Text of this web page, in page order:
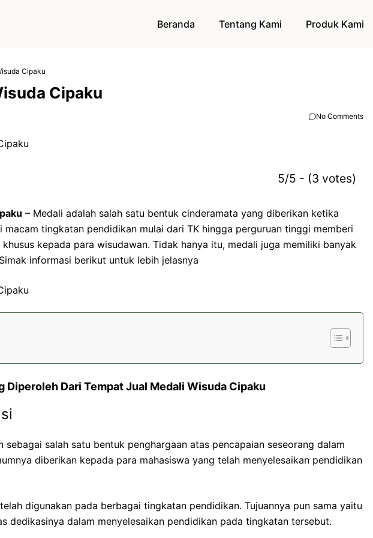
Beranda Tentang Kami Produk Kami
Cipaku
Cipaku
No Comments
5/5 - (3 votes)
– Medali adalah salah satu bentuk cinderamata yang diberikan ketika
macam tingkatan pendidikan mulai dari TK hingga perguruan tinggi memberi
kepada para wisudawan. Tidak hanya itu, medali juga memiliki banyak
informasi berikut untuk lebih jelasnya
Diperoleh Dari Tempat Jual Medali Wisuda Cipaku
sebagai salah satu bentuk penghargaan atas pencapaian seseorang dalam
diberikan kepada para mahasiswa yang telah menyelesaikan pendidikan
digunakan pada berbagai tingkatan pendidikan. Tujuannya pun sama yaitu
dedikasinya dalam menyelesaikan pendidikan pada tingkatan tersebut.